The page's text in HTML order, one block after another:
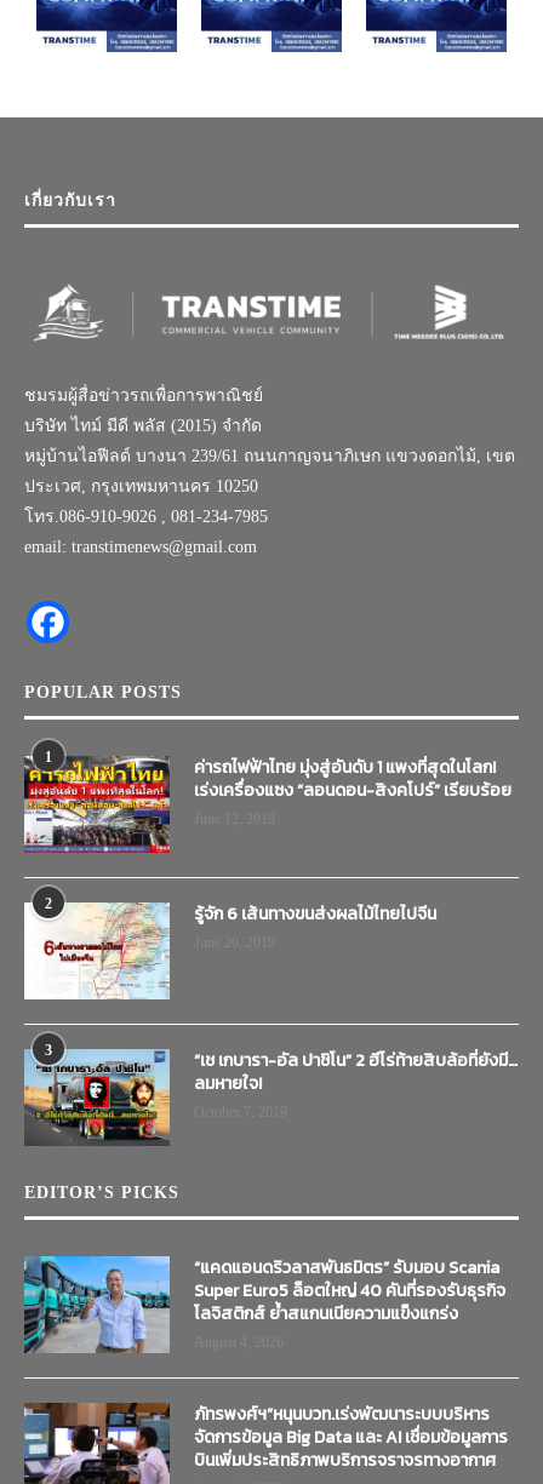
เกี่ยวกับเรา
ชมรมผู้สื่อข่าวรถเพื่อการพาณิชย์
บริษัท ไทม์ มีดี พลัส (2015) จำกัด
หมู่บ้านไอฟีลด์ บางนา 239/61 ถนนกาญจนาภิเษก แขวงดอกไม้, เขต
ประเวศ, กรุงเทพมหานคร 10250
โทร.086-910-9026 , 081-234-7985
email: transtimenews@gmail.com
POPULAR POSTS
1
ค่ารถไฟฟ้าไทย มุ่งสู่อันดับ 1 แพงที่สุดในโลก!
เร่งเครื่องแซง “ลอนดอน-สิงคโปร์” เรียบร้อย
2 รู้จัก 6 เส้นทางขนส่งผลไม้ไทยไปจีน
3
“เช เกบารา-อัล ปาชิโน” 2 ฮีโร่ท้ายสิบล้อที่ยังมี…
ลมหายใจ!
EDITOR’S PICKS
“แคดแอนดริวลาสพันธมิตร” รับมอบ Scania
Super Euro5 ล็อตใหญ่ 40 คันที่รองรับธุรกิจ
โลจิสติกส์ ย้ำสแกนเนียความแข็งแกร่ง
ภัทรพงศ์ฯ”หนุนบวท.เร่งพัฒนาระบบบริหาร
จัดการข้อมูล Big Data และ AI เชื่อมข้อมูลการ
บินเพิ่มประสิทธิภาพบริการจราจรทางอากาศ